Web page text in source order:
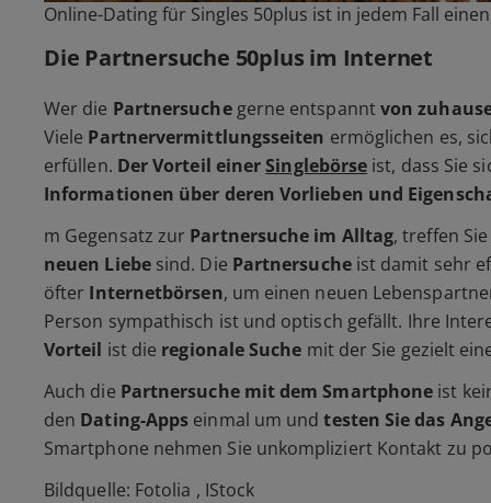
Online-Dating für Singles 50plus ist in jedem Fall
Die Partnersuche 50plus im Internet
Wer die Partnersuchegerne entspanntvon
Viele Partnervermittlungsseiten ermöglichen es,
erfüllen. Der Vorteil einerSinglebörse ist, dass Sie
Informationen über deren Vorlieben und
m Gegensatz zur Partnersuche im Alltag, treffen
neuen Liebesind. Die Partnersucheist damit sehr
öfter Internetbörsen, um einen neuen
Person sympathisch ist und optisch gefällt. Ihre
Vorteil ist die regionale Suche mit der Sie gezielt
Auch die Partnersuche mit dem Smartphone ist
den Dating-Apps einmal um undtesten Sie das
Smartphone nehmen Sie unkompliziert Kontakt zu
Bildquelle: Fotolia , IStock